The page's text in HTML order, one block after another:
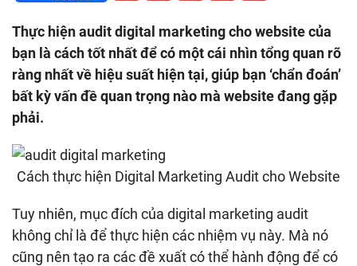
Thực hiện audit digital marketing cho website của
bạn là cách tốt nhất để có một cái nhìn tổng quan rõ
ràng nhất về hiệu suất hiện tại, giúp bạn ‘chẩn đoán’
bất kỳ vấn đề quan trọng nào mà website đang gặp
phải.
Cách thực hiện Digital Marketing Audit cho Website
Tuy nhiên, mục đích của digital marketing audit
không chỉ là để thực hiện các nhiệm vụ này. Mà nó
cũng nên tạo ra các đề xuất có thể hành động để có